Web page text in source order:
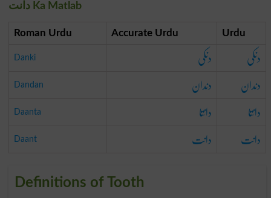
دانت Ka Matlab
Roman Urdu Accurate Urdu Urdu
Danki دنکی دنکی
Dandan دندان دندان
Daanta دانتا دانتا
Daant دانت دانت
Definitions of Tooth